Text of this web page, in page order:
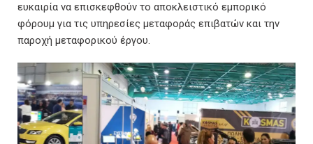
ευκαιρία να επισκεφθούν το αποκλειστικό εμπορικό
φόρουμ για τις υπηρεσίες μεταφοράς επιβατών και την
παροχή μεταφορικού έργου.